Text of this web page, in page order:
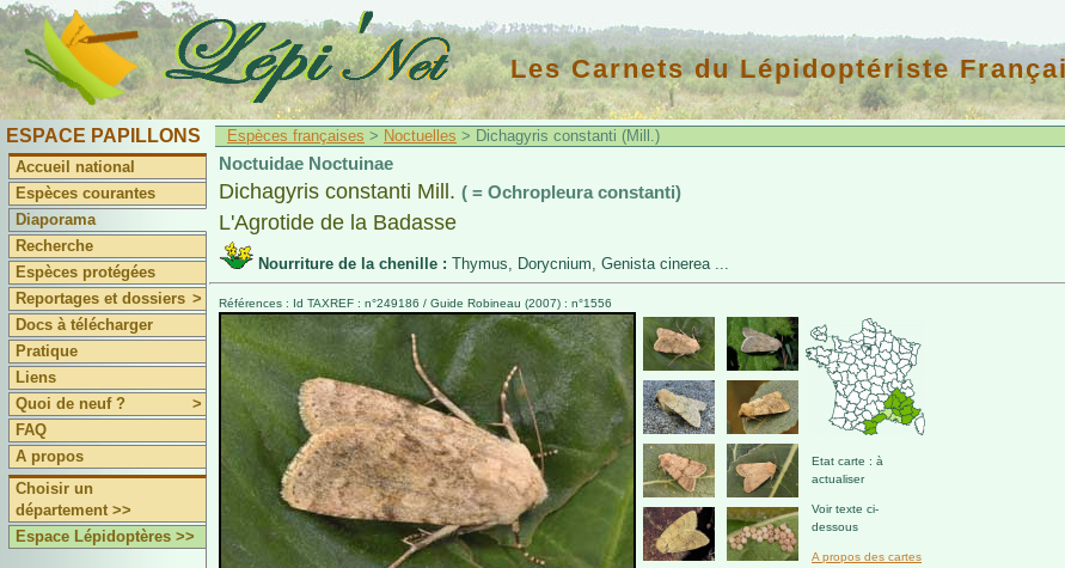
Les Carnets du Lépidoptériste
ESPACE PAPILLONS
Accueil national
Espèces courantes
Diaporama
Recherche
Espèces protégées
Reportages et dossiers >
Docs à télécharger
Pratique
Liens
Quoi de neuf ?
>
FAQ
A propos
Choisir un
département >>
Espace Lépidoptères >>
Espèces françaises > Noctuelles > Dichagyris constanti (Mill.)
Noctuidae Noctuinae
Dichagyris constanti Mill. ( = Ochropleura constanti)
L'Agrotide de la Badasse
Nourriture de la chenille : Thymus, Dorycnium, Genista cinerea ...
Références : Id TAXREF : n°249186 / Guide Robineau (2007) : n°1556
Etat carte : à
actualiser
Voir texte ci-
dessous
A propos des cartes